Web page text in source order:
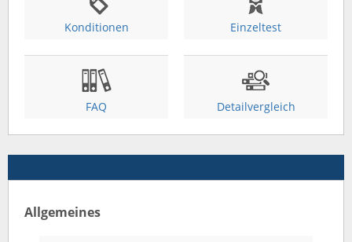
Konditionen Einzeltest
FAQ Detailvergleich
Allgemeines